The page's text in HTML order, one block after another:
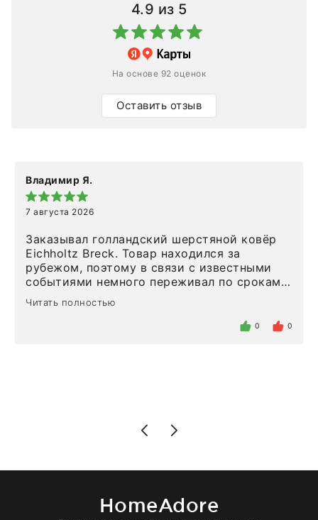
4.9 из 5
На основе 92 оценок
Оставить отзыв
Владимир Я.
7 августа 2026
Заказывал голландский шерстяной ковёр
Eichholtz Breck. Товар находился за
рубежом, поэтому в связи с известными
событиями немного переживал по срокам.
Но homeadore привезли ровно в
определенное в договоре время, без
то качество выше всяких похвал. Выглядит
Читать полностью
0 0
HomeAdore